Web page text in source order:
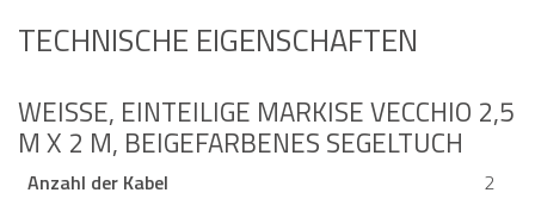
TECHNISCHE EIGENSCHAFTEN
WEISSE, EINTEILIGE MARKISE VECCHIO 2,5 M
X 2 M, BEIGEFARBENES SEGELTUCH
Anzahl der Kabel
2